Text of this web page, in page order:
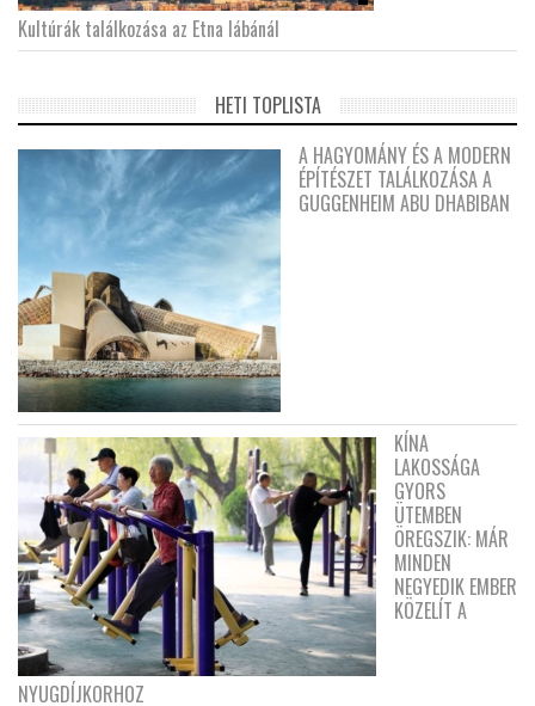
Kultúrák találkozása az Etna lábánál
HETI TOPLISTA
A HAGYOMÁNY ÉS A MODERN
ÉPÍTÉSZET TALÁLKOZÁSA A
GUGGENHEIM ABU DHABIBAN
KÍNA
LAKOSSÁGA
GYORS
ÜTEMBEN
ÖREGSZIK: MÁR
MINDEN
NEGYEDIK EMBER
KÖZELÍT A
NYUGDÍJKORHOZ